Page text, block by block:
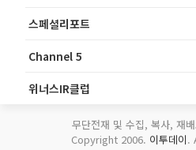
스페셜리포트
Channel 5
위너스IR클럽
무단전재 및 수집, 복사, 재
Copyright 2006. 이투데이.